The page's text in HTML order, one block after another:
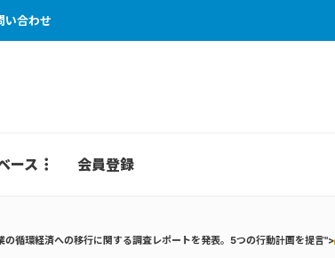
い合わせ
ース 会員登録
の循環経済への移行に関する調査レポートを発表。5つの行動計画を提言">